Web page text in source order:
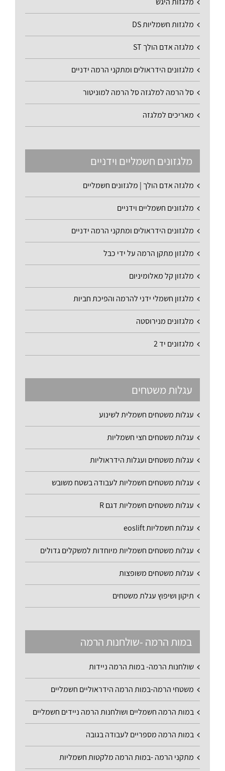
מלגזות חשמליות DS
מלגזה אדם הולך ST
מלגזונים הידראולים ומתקני הרמה ידניים
סל הרמה למלגזה סל הרמה למוניטור
מאריכים למלגזה
מלגזונים חשמליים וידניים
מלגזה אדם הולך | מלגזונים חשמליים
מלגזונים חשמליים וידניים
מלגזונים הידראולים ומתקני הרמה ידניים
מלגזון מתקן הרמה על ידי כבל
מלגזון קל מאלומיניום
מלגזון חשמלי ידני להרמה והפיכת חביות
מלגזונים מנירוסטה
מלגזונים יד 2
עגלות משטחים
עגלות משטחים חשמלית לשינוע
עגלות משטחים חצי חשמליות
עגלות משטחים ועגלות הידראוליות
עגלות משטחים חשמליות לעבודה בשטח משובש
עגלות משטחים חשמליות דגם R
עגלות חשמליות eoslift
עגלות משטחים חשמליות מיוחדות למשקלים גדולים
עגלות משטחים משופצות
תיקון ושיפוץ עגלת משטחים
במות הרמה -שולחנות הרמה
שולחנות הרמה- במות הרמה ניידות
משטחי הרמה-במות הרמה הידראוליים חשמליים
במות הרמה חשמליים ושולחנות הרמה ניידים חשמליים
במות הרמה מספריים לעבודה בגובה
מתקני הרמה -במות הרמה מלקטות חשמליות